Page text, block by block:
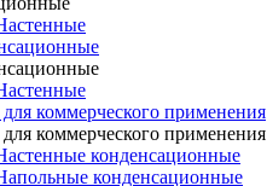
коммерческого применения
коммерческого применения
конденсационные
конденсационные